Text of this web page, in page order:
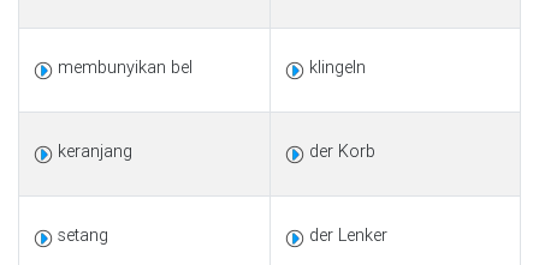
membunyikan bel klingeln
keranjang der Korb
setang der Lenker